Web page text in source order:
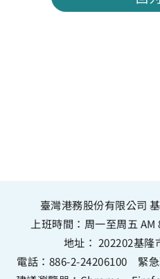
臺灣港務股份有限公司
上班時間：周一至周五
地址： 202202基隆
電話： 886-2-24206100 緊急